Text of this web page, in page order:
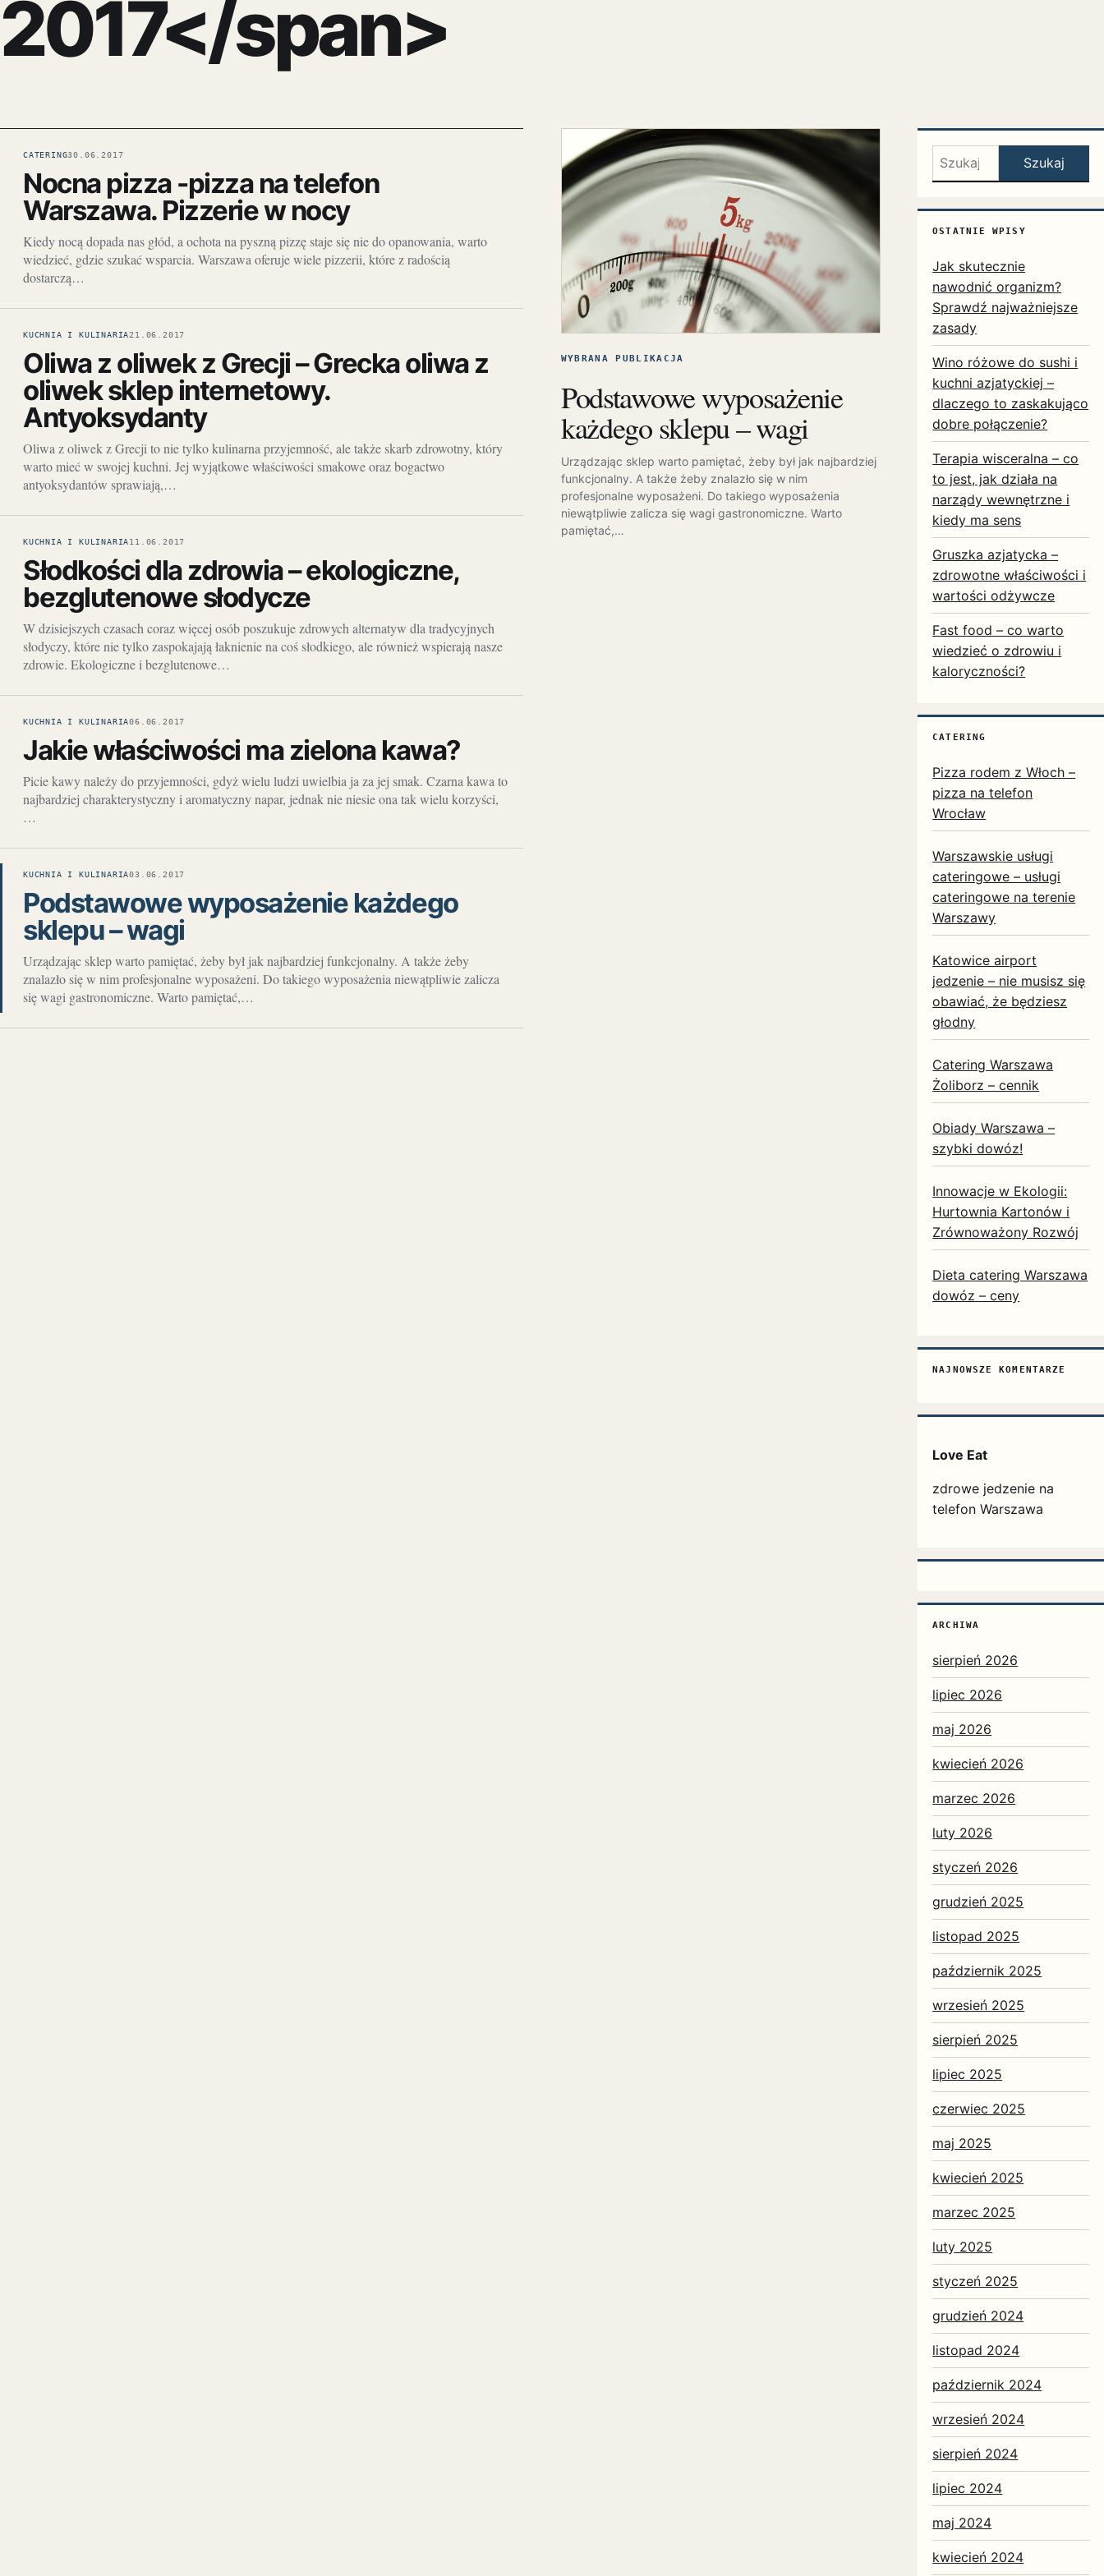
2017</span>
CATERING30.06.2017
Nocna pizza -pizza na telefon
Warszawa. Pizzerie w nocy
Kiedy nocą dopada nas głód, a ochota na pyszną pizzę staje się nie do opanowania, warto
wiedzieć, gdzie szukać wsparcia. Warszawa oferuje wiele pizzerii, które z radością
dostarczą…
KUCHNIA I KULINARIA21.06.2017
Oliwa z oliwek z Grecji – Grecka oliwa z
oliwek sklep internetowy.
Antyoksydanty
Oliwa z oliwek z Grecji to nie tylko kulinarna przyjemność, ale także skarb zdrowotny, który
warto mieć w swojej kuchni. Jej wyjątkowe właściwości smakowe oraz bogactwo
antyoksydantów sprawiają,…
KUCHNIA I KULINARIA11.06.2017
Słodkości dla zdrowia – ekologiczne,
bezglutenowe słodycze
W dzisiejszych czasach coraz więcej osób poszukuje zdrowych alternatyw dla tradycyjnych
słodyczy, które nie tylko zaspokajają łaknienie na coś słodkiego, ale również wspierają nasze
zdrowie. Ekologiczne i bezglutenowe…
KUCHNIA I KULINARIA06.06.2017
Jakie właściwości ma zielona kawa?
Picie kawy należy do przyjemności, gdyż wielu ludzi uwielbia ja za jej smak. Czarna kawa to
najbardziej charakterystyczny i aromatyczny napar, jednak nie niesie ona tak wielu korzyści,
…
KUCHNIA I KULINARIA03.06.2017
Podstawowe wyposażenie każdego
sklepu – wagi
Urządzając sklep warto pamiętać, żeby był jak najbardziej funkcjonalny. A także żeby
znalazło się w nim profesjonalne wyposażeni. Do takiego wyposażenia niewątpliwie zalicza
się wagi gastronomiczne. Warto pamiętać,…
WYBRANA PUBLIKACJA
Podstawowe wyposażenie
każdego sklepu – wagi
Urządzając sklep warto pamiętać, żeby był jak najbardziej
funkcjonalny. A także żeby znalazło się w nim
profesjonalne wyposażeni. Do takiego wyposażenia
niewątpliwie zalicza się wagi gastronomiczne. Warto
pamiętać,…
Szukaj: Szukaj
OSTATNIE WPISY
Jak skutecznie
nawodnić organizm?
Sprawdź najważniejsze
zasady
Wino różowe do sushi i
kuchni azjatyckiej –
dlaczego to zaskakująco
dobre połączenie?
Terapia wisceralna – co
to jest, jak działa na
narządy wewnętrzne i
kiedy ma sens
Gruszka azjatycka –
zdrowotne właściwości i
wartości odżywcze
Fast food – co warto
wiedzieć o zdrowiu i
kaloryczności?
CATERING
Pizza rodem z Włoch –
pizza na telefon
Wrocław
Warszawskie usługi
cateringowe – usługi
cateringowe na terenie
Warszawy
Katowice airport
jedzenie – nie musisz się
obawiać, że będziesz
głodny
Catering Warszawa
Żoliborz – cennik
Obiady Warszawa –
szybki dowóz!
Innowacje w Ekologii:
Hurtownia Kartonów i
Zrównoważony Rozwój
Dieta catering Warszawa
dowóz – ceny
NAJNOWSZE KOMENTARZE
Love Eat
zdrowe jedzenie na
telefon Warszawa
ARCHIWA
sierpień 2026
lipiec 2026
maj 2026
kwiecień 2026
marzec 2026
luty 2026
styczeń 2026
grudzień 2025
listopad 2025
październik 2025
wrzesień 2025
sierpień 2025
lipiec 2025
czerwiec 2025
maj 2025
kwiecień 2025
marzec 2025
luty 2025
styczeń 2025
grudzień 2024
listopad 2024
październik 2024
wrzesień 2024
sierpień 2024
lipiec 2024
maj 2024
kwiecień 2024